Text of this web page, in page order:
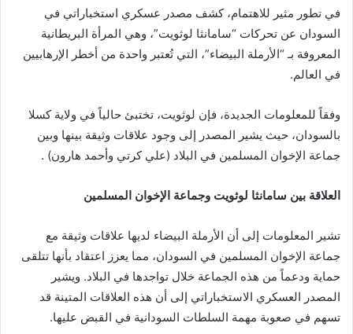
في تطور مثير للاهتمام، كشف مصدر عسكري استخباراتي في
السودان عن تحركات “سامانثا لوثويت”، وهي المرأة البريطانية
المعروفة بـ “الأرملة البيضاء”، التي تُعتبر واحدة من أخطر الإرهابيين
في العالم.
وفقاً للمعلومات الجديدة، فإن لوثويت، تختبئ حالياً في ولاية كسلا
بالسودان، حيث يشير المصدر إلى وجود علاقات وثيقة بينها وبين
جماعة الإخوان المسلمين في البلاد (علي كرتي وأحمد هارون) .
العلاقة بين سامانثا لوثويت وجماعة الإخوان المسلمين
تشير المعلومات إلى أن الأرملة البيضاء لديها علاقات وثيقة مع
جماعة الإخوان المسلمين في السودان، مما يعزز اعتقاد بأنها تتلقى
حماية ودعماً من هذه الجماعة خلال تواجدها في البلاد. ويشير
المصدر العسكري الاستخباراتي إلى أن هذه العلاقات المتينة قد
تسهم في صعوبة مهمة السلطات السودانية في القبض عليها.